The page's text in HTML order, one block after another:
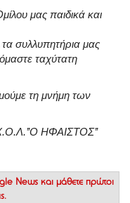
μας παιδικά και
συλλυπητήρια μας
ταχύτατη
τη μνήμη των
ΗΦΑΙΣΤΟΣ’’
News και μάθετε πρώτοι